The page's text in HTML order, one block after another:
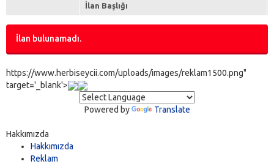
İlan Başlığı
İlan bulunamadı.
https://www.herbiseycii.com/uploads/images/reklam1500.png"
target='_blank'>
Powered by Translate
Hakkımızda
Hakkımızda
Reklam